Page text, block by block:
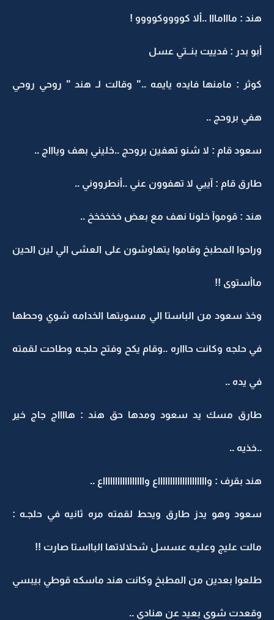
هند : مااامااا ..ألا كووووكوووو !
أبو بدر : فدييت بنــتي عسل
كوثر : مامنها فايده يايمه .." وقالت لـ هند " روحي روحي
هفي بروحج ..
سعود قام : لا شنو تهفين بروحج ..خليني بهف وياااج ..
طارق قام : آييي لا تهفوون عني ..أنطرووني ..
هند : قوموآ خلونا نهف مع بعض خخخخخخ ..
وراحوا المطبخ وقاموا يتهاوشون على العشى الي لين الحين
ماأستوى !!
وخذ سعود من الباستا الي مسويتها الخدامه شوي وحطها
في حلجه وكانت حاااره ..وقام يكح وفتح حلجـه وطاحت لقمته
في يده ..
طارق مسك يد سعود ومدها حق هند : هااااج جاج خير
..خذيه ..
هند بقرف : وااااااااااااااااااااع واااااااااااااااااع ..
سعود وهو يدز طارق ويحط لقمته مره ثانيه في حلجـه :
مالت عليج وعليـه عسسل شحلالاتها البااستا صارت !!
طلعوا بعدين من المطبخ وكانت هند ماسكه قوطي بيبسي
وقعدت شوي بعيد عن هنادي ..